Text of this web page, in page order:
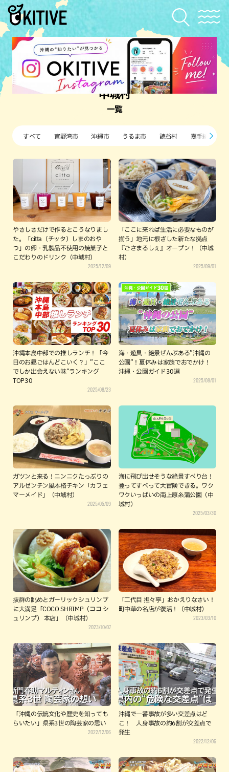
中城村
一覧
すべて 宜野湾市 沖縄市 うるま市 読谷村 嘉手納町
やさしさだけで作るとこうなりまし
た。「citta（チッタ）しまのおや
つ」の卵・乳製品不使用の焼菓子と
こだわりのドリンク（中城村）
2025/12/09
「ここに来れば生活に必要なものが
揃う」地元に根ざした新たな拠点
『ごさまるしぇ』オープン！（中城
村）
2025/09/01
沖縄本島中部での推しランチ！「今
日のお昼ごはんどこいく？」”ここ
でしか出会えない味”ランキング
TOP30
2025/08/23
海・遊具・絶景ぜんぶある”沖縄の
公園”！夏休みは家族でおでかけ！
沖縄・公園ガイド30選
2025/08/01
ガツンと来る！ニンニクたっぷりの
アルゼンチン風本格チキン「カフェ
マーメイド」（中城村）
2025/05/09
海に飛び出せそうな絶景すべり台！
登ってすべって大冒険できる。ワク
ワクいっぱいの南上原糸蒲公園（中
城村）
2025/03/30
抜群の眺めとガーリックシュリンプ
に大満足「COCO SHRIMP（ココ シ
ュリンプ） 本店」（中城村）
2023/10/07
「二代目 担々亭」おかえりなさい！
町中華の名店が復活！（中城村）
2023/03/10
「沖縄の伝統文化や歴史を知っても
らいたい」県系3世の陶芸家の思い
2022/12/06
沖縄で一番事故が多い交差点はど
こ！ 人身事故の約6割が交差点で
発生
2022/12/06